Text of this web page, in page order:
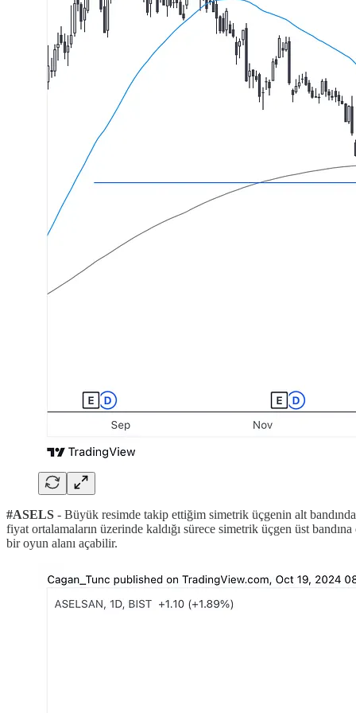
#ASELS - Büyük resimde takip ettiğim simetrik üçgenin alt
fiyat ortalamaların üzerinde kaldığı sürece simetrik üçgen üst
bir oyun alanı açabilir.